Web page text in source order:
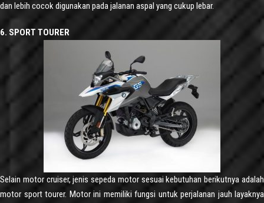
dan lebih cocok digunakan pada jalanan aspal yang cukup lebar.
6. SPORT TOURER
Selain motor cruiser, jenis sepeda motor sesuai kebutuhan berikutnya adalah
motor sport tourer. Motor ini memiliki fungsi untuk perjalanan jauh layaknya